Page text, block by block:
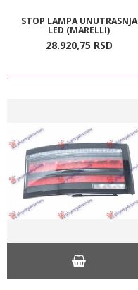
STOP LAMPA UNUTRASNJA
LED (MARELLI)
28.920,75 RSD